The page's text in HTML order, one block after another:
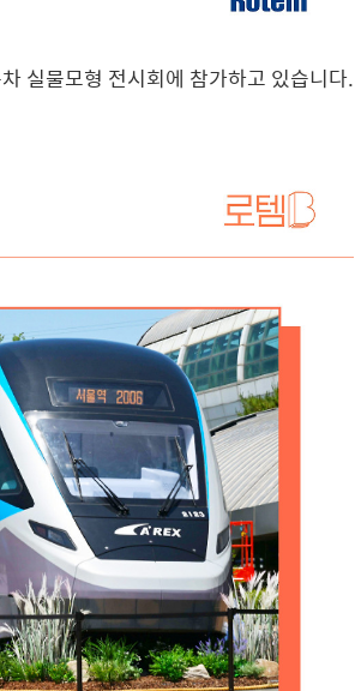
실물모형 전시회에 참가하고 있습니다.